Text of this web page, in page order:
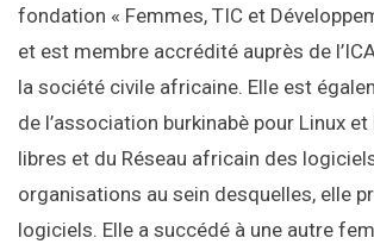
fondation « Femmes, TIC et
et est membre accrédité auprès de
la société civile africaine. Elle est
de l’association burkinabè pour Linux
libres et du Réseau africain des
organisations au sein desquelles, elle
logiciels. Elle a succédé à une autre